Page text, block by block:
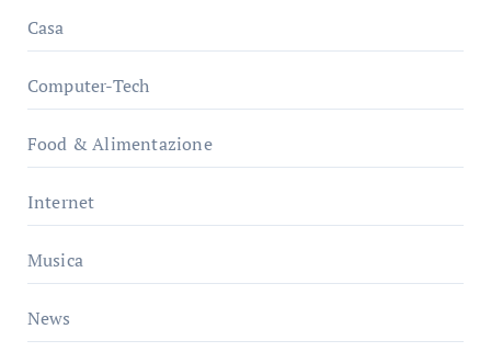
Casa
Computer-Tech
Food & Alimentazione
Internet
Musica
News